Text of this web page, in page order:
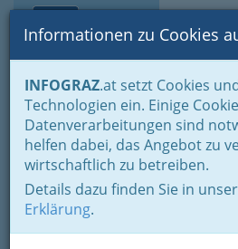
Suche
Informationen zu Cookies
INFOGRAZ.at setzt Cookies
Technologien ein. Einige
Datenverarbeitungen sind
helfen dabei, das Angebot zu
wirtschaftlich zu betreiben.
Details dazu finden Sie in
Erklärung.
Home Branchen
Bauen - der Weg
Reinigung & Service
D.C.E.
Frühlingstraße 4, 8053 Graz